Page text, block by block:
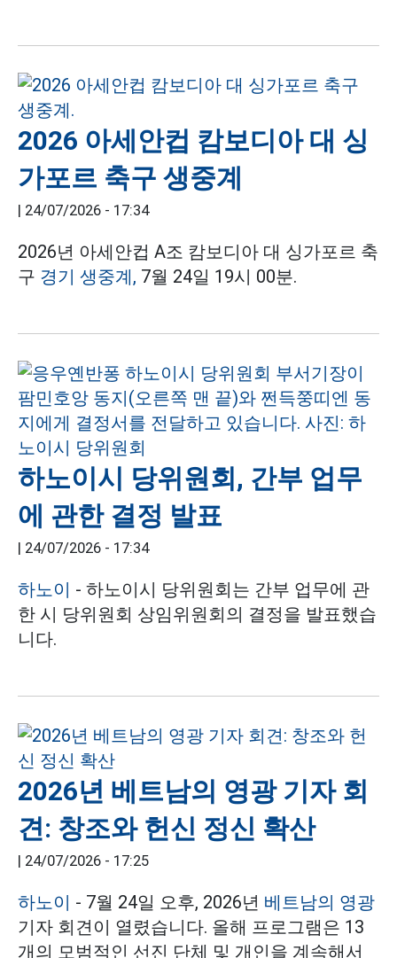
2026 아세안컵 캄보디아 대 싱
가포르 축구 생중계
| 24/07/2026 - 17:34
2026년 아세안컵 A조 캄보디아 대 싱가포르 축
구 경기 생중계, 7월 24일 19시 00분.
하노이시 당위원회, 간부 업무
에 관한 결정 발표
| 24/07/2026 - 17:34
하노이 - 하노이시 당위원회는 간부 업무에 관
한 시 당위원회 상임위원회의 결정을 발표했습
니다.
2026년 베트남의 영광 기자 회
견: 창조와 헌신 정신 확산
| 24/07/2026 - 17:25
하노이 - 7월 24일 오후, 2026년 베트남의 영광
기자 회견이 열렸습니다. 올해 프로그램은 13
개의 모범적인 선진 단체 및 개인을 계속해서